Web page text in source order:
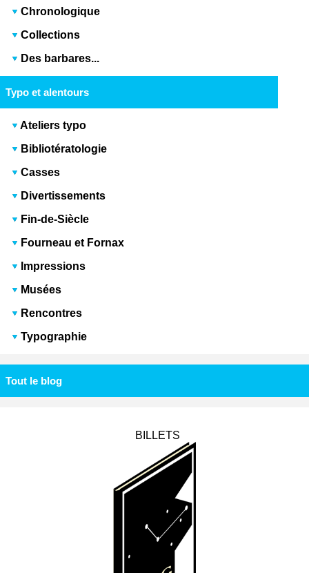
Chronologique
Collections
Des barbares...
Typo et alentours
Ateliers typo
Bibliotératologie
Casses
Divertissements
Fin-de-Siècle
Fourneau et Fornax
Impressions
Musées
Rencontres
Typographie
Tout le blog
BILLETS